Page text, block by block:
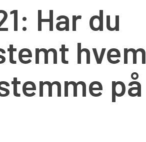
Har du
hvem
på